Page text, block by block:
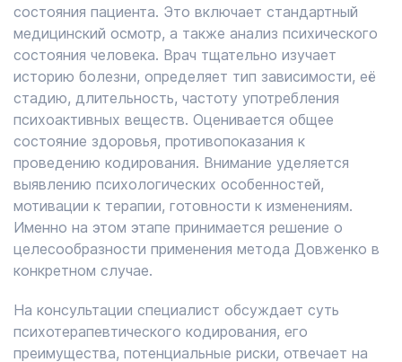
состояния пациента. Это включает стандартный
медицинский осмотр, а также анализ психического
состояния человека. Врач тщательно изучает
историю болезни, определяет тип зависимости, её
стадию, длительность, частоту употребления
психоактивных веществ. Оценивается общее
состояние здоровья, противопоказания к
проведению кодирования. Внимание уделяется
выявлению психологических особенностей,
мотивации к терапии, готовности к изменениям.
Именно на этом этапе принимается решение о
целесообразности применения метода Довженко в
конкретном случае.
На консультации специалист обсуждает суть
психотерапевтического кодирования, его
преимущества, потенциальные риски, отвечает на